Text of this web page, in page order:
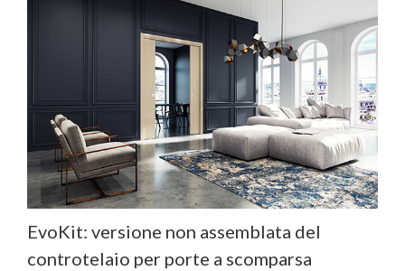
EvoKit: versione non assemblata del
controtelaio per porte a scomparsa